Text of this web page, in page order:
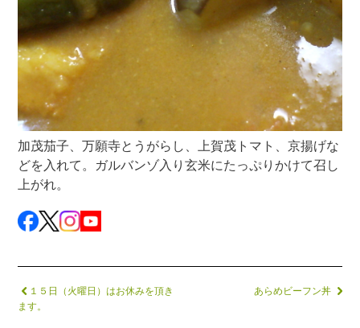
加茂茄子、万願寺とうがらし、上賀茂トマト、京揚げな
どを入れて。ガルバンゾ入り玄米にたっぷりかけて召し
上がれ。
１５日（火曜日）はお休みを頂き
ます。
あらめビーフン丼